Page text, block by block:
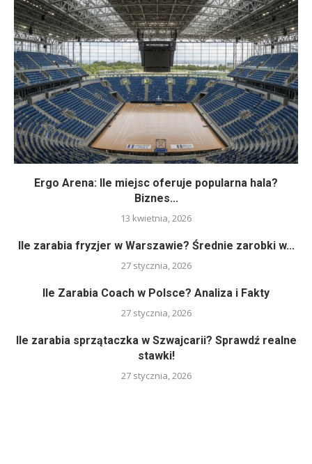
Ergo Arena: Ile miejsc oferuje popularna hala?
Biznes...
13 kwietnia, 2026
Ile zarabia fryzjer w Warszawie? Średnie zarobki w...
27 stycznia, 2026
Ile Zarabia Coach w Polsce? Analiza i Fakty
27 stycznia, 2026
Ile zarabia sprzątaczka w Szwajcarii? Sprawdź realne
stawki!
27 stycznia, 2026